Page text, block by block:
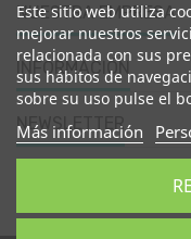
NUESTRA EMPRESA
INFORMACIÓN
NEWSLETTER
CONTACTE CON
Este sitio web utiliza
mejorar nuestros
relacionada con sus
sus hábitos de
sobre su uso pulse el
Más información